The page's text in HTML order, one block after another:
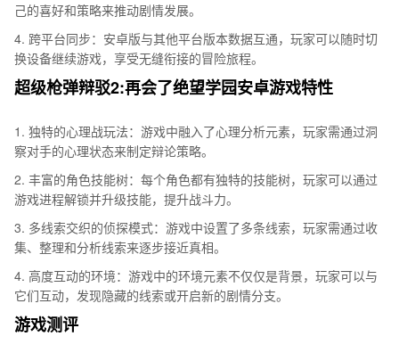
己的喜好和策略来推动剧情发展。
4. 跨平台同步：安卓版与其他平台版本数据互通，玩家可以随时切
换设备继续游戏，享受无缝衔接的冒险旅程。
超级枪弹辩驳2:再会了绝望学园安卓游戏特性
1. 独特的心理战玩法：游戏中融入了心理分析元素，玩家需通过洞
察对手的心理状态来制定辩论策略。
2. 丰富的角色技能树：每个角色都有独特的技能树，玩家可以通过
游戏进程解锁并升级技能，提升战斗力。
3. 多线索交织的侦探模式：游戏中设置了多条线索，玩家需通过收
集、整理和分析线索来逐步接近真相。
4. 高度互动的环境：游戏中的环境元素不仅仅是背景，玩家可以与
它们互动，发现隐藏的线索或开启新的剧情分支。
游戏测评